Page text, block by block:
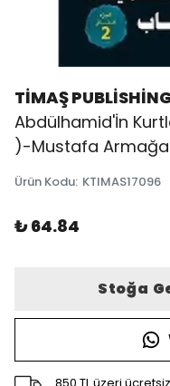
TİMAŞ
Abdülhamid'İn
)-Mustafa
Ürün Kodu: KTIMAS17096
₺ 64.84
Stoğa
850 TL üzeri